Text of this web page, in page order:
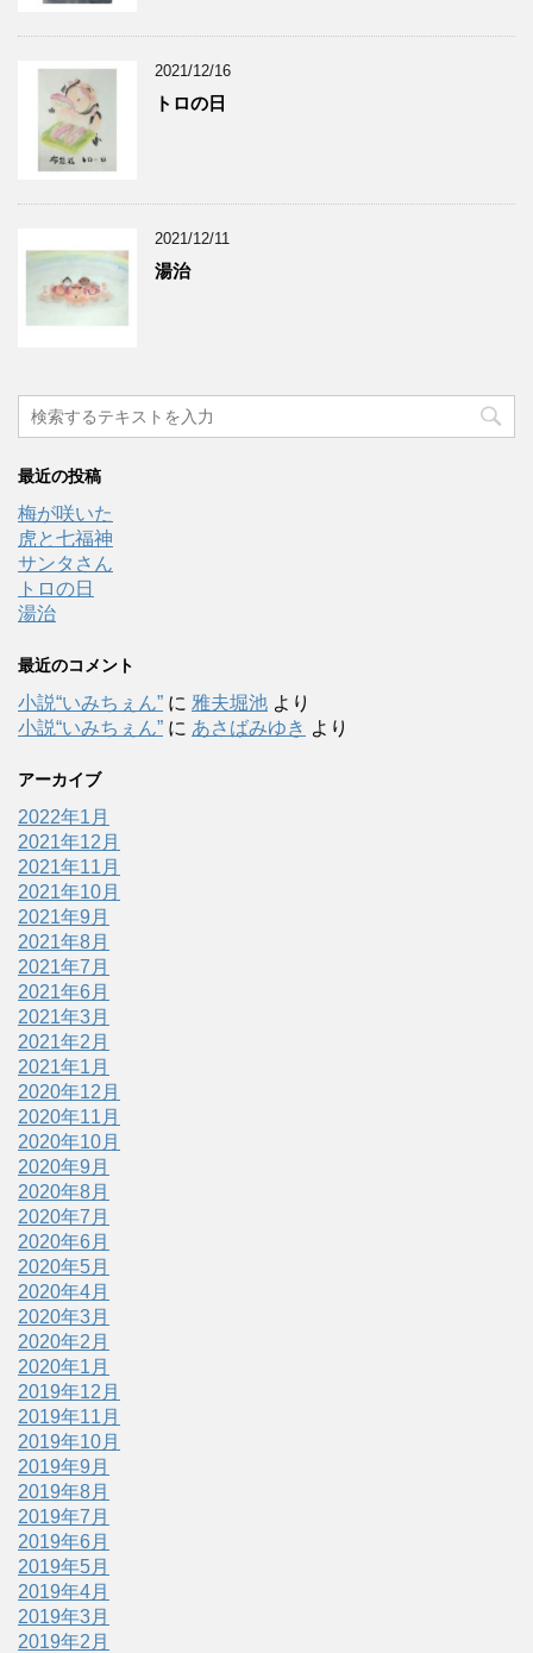
2021/12/16
トロの日
2021/12/11
湯治
最近の投稿
梅が咲いた
虎と七福神
サンタさん
トロの日
湯治
最近のコメント
小説“いみちぇん” に 雅夫堀池 より
小説“いみちぇん” に あさばみゆき より
アーカイブ
2022年1月
2021年12月
2021年11月
2021年10月
2021年9月
2021年8月
2021年7月
2021年6月
2021年3月
2021年2月
2021年1月
2020年12月
2020年11月
2020年10月
2020年9月
2020年8月
2020年7月
2020年6月
2020年5月
2020年4月
2020年3月
2020年2月
2020年1月
2019年12月
2019年11月
2019年10月
2019年9月
2019年8月
2019年7月
2019年6月
2019年5月
2019年4月
2019年3月
2019年2月